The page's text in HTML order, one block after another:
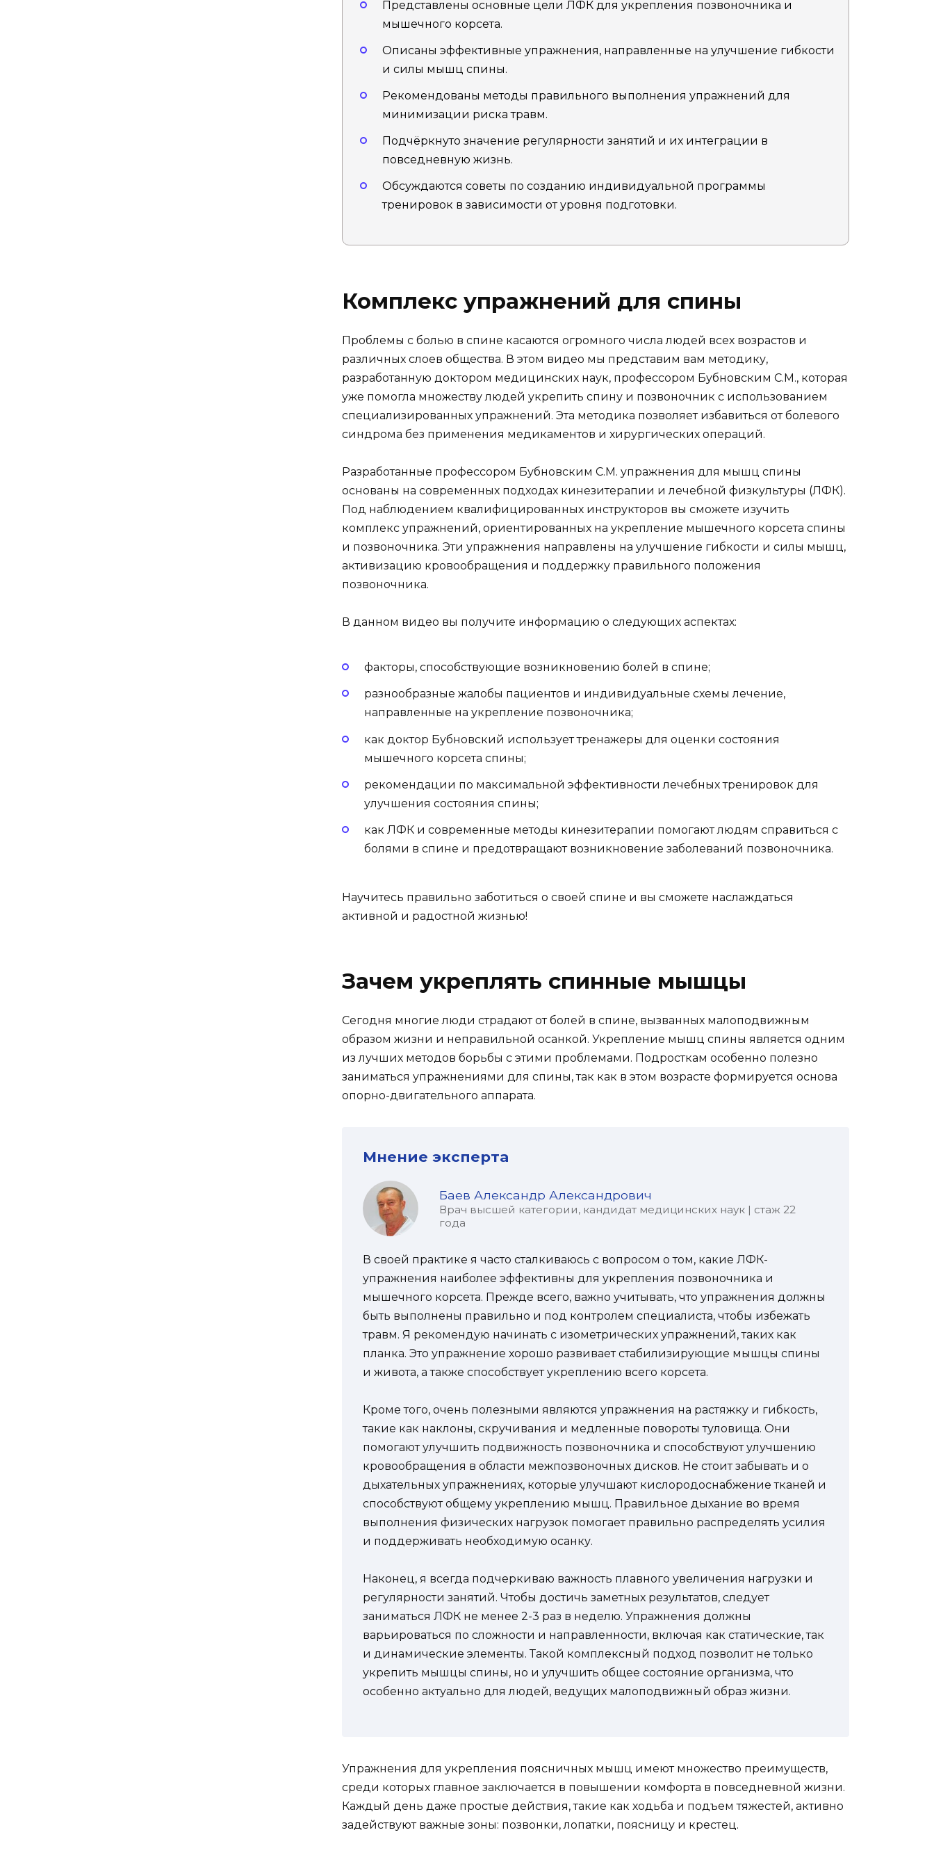
Представлены основные цели ЛФК для укрепления позвоночника и
мышечного корсета.
Описаны эффективные упражнения, направленные на улучшение гибкости
и силы мышц спины.
Рекомендованы методы правильного выполнения упражнений для
минимизации риска травм.
Подчёркнуто значение регулярности занятий и их интеграции в
повседневную жизнь.
Обсуждаются советы по созданию индивидуальной программы
тренировок в зависимости от уровня подготовки.
Комплекс упражнений для спины
Проблемы с болью в спине касаются огромного числа людей всех возрастов и
различных слоев общества. В этом видео мы представим вам методику,
разработанную доктором медицинских наук, профессором Бубновским С.М., которая
уже помогла множеству людей укрепить спину и позвоночник с использованием
специализированных упражнений. Эта методика позволяет избавиться от болевого
синдрома без применения медикаментов и хирургических операций.
Разработанные профессором Бубновским С.М. упражнения для мышц спины
основаны на современных подходах кинезитерапии и лечебной физкультуры (ЛФК).
Под наблюдением квалифицированных инструкторов вы сможете изучить
комплекс упражнений, ориентированных на укрепление мышечного корсета спины
и позвоночника. Эти упражнения направлены на улучшение гибкости и силы мышц,
активизацию кровообращения и поддержку правильного положения
позвоночника.
В данном видео вы получите информацию о следующих аспектах:
факторы, способствующие возникновению болей в спине;
разнообразные жалобы пациентов и индивидуальные схемы лечение,
направленные на укрепление позвоночника;
как доктор Бубновский использует тренажеры для оценки состояния
мышечного корсета спины;
рекомендации по максимальной эффективности лечебных тренировок для
улучшения состояния спины;
как ЛФК и современные методы кинезитерапии помогают людям справиться с
болями в спине и предотвращают возникновение заболеваний позвоночника.
Научитесь правильно заботиться о своей спине и вы сможете наслаждаться
активной и радостной жизнью!
Зачем укреплять спинные мышцы
Сегодня многие люди страдают от болей в спине, вызванных малоподвижным
образом жизни и неправильной осанкой. Укрепление мышц спины является одним
из лучших методов борьбы с этими проблемами. Подросткам особенно полезно
заниматься упражнениями для спины, так как в этом возрасте формируется основа
опорно-двигательного аппарата.
Мнение эксперта
Баев Александр Александрович
Врач высшей категории, кандидат медицинских наук | стаж 22
года
В своей практике я часто сталкиваюсь с вопросом о том, какие ЛФК-
упражнения наиболее эффективны для укрепления позвоночника и
мышечного корсета. Прежде всего, важно учитывать, что упражнения должны
быть выполнены правильно и под контролем специалиста, чтобы избежать
травм. Я рекомендую начинать с изометрических упражнений, таких как
планка. Это упражнение хорошо развивает стабилизирующие мышцы спины
и живота, а также способствует укреплению всего корсета.
Кроме того, очень полезными являются упражнения на растяжку и гибкость,
такие как наклоны, скручивания и медленные повороты туловища. Они
помогают улучшить подвижность позвоночника и способствуют улучшению
кровообращения в области межпозвоночных дисков. Не стоит забывать и о
дыхательных упражнениях, которые улучшают кислородоснабжение тканей и
способствуют общему укреплению мышц. Правильное дыхание во время
выполнения физических нагрузок помогает правильно распределять усилия
и поддерживать необходимую осанку.
Наконец, я всегда подчеркиваю важность плавного увеличения нагрузки и
регулярности занятий. Чтобы достичь заметных результатов, следует
заниматься ЛФК не менее 2-3 раз в неделю. Упражнения должны
варьироваться по сложности и направленности, включая как статические, так
и динамические элементы. Такой комплексный подход позволит не только
укрепить мышцы спины, но и улучшить общее состояние организма, что
особенно актуально для людей, ведущих малоподвижный образ жизни.
Упражнения для укрепления поясничных мышц имеют множество преимуществ,
среди которых главное заключается в повышении комфорта в повседневной жизни.
Каждый день даже простые действия, такие как ходьба и подъем тяжестей, активно
задействуют важные зоны: позвонки, лопатки, поясницу и крестец.